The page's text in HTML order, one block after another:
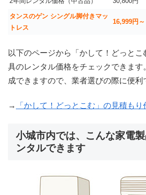
タンスのゲン シングル脚付きマッ
トレス
16,999円～
以下のページから「かして！どっと
具のレンタル価格をチェックできます
成できますので、業者選びの際に便利
→ 「かして！どっとこむ」の見積もり
小城市内では、こんな家電
ンタルできます